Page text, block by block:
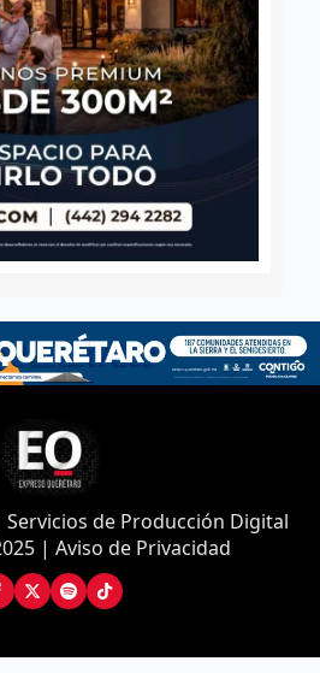
de Producción Digital
| Aviso de Privacidad